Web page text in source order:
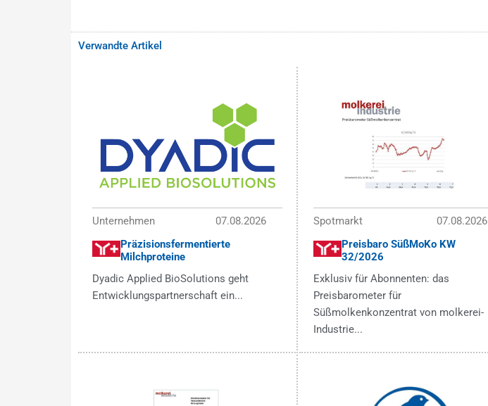
Verwandte Artikel
Unternehmen
07.08.2026
Präzisionsfermentierte
Milchproteine
Dyadic Applied BioSolutions geht
Entwicklungspartnerschaft ein...
Spotmarkt
07.08.2026
Preisbaro SüßMoKo KW
32/2026
Exklusiv für Abonnenten: das
Preisbarometer für
Süßmolkenkonzentrat von molkerei-
Industrie...